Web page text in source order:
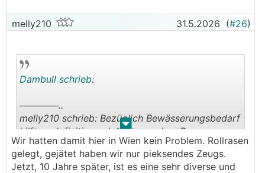
melly210 31.5.2026 (#26)
. .
Dambull schrieb:
──────..
melly210 schrieb: Bezüglich Bewässerungsbedarf
hilft es definitiv auch bei normalem Rasen wenn
er länger gelassen wird.
───────────────
Wir hatten damit hier in Wien kein Problem. Rollrasen
gelegt, gejätet haben wir nur pieksendes Zeugs.
Jetzt, 10 Jahre später, ist es eine sehr diverse und